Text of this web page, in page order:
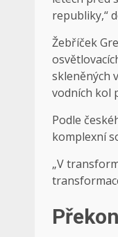
republiky,“
Žebříček
skleněných
vodních kol
Podle
komplexní
„V